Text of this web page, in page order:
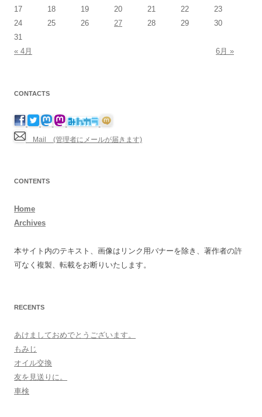
17
18 19 20 21 22
23
24
25 26 27 28 29
30
31
« 4月
6月 »
CONTACTS
Mail (管理者にメールが届きます)
CONTENTS
Home
Archives
本サイト内のテキスト、画像はリンク用バナーを除き、著作者の許
可なく複製、転載をお断りいたします。
RECENTS
あけましておめでとうございます。
もみじ
オイル交換
友を見送りに。
車検